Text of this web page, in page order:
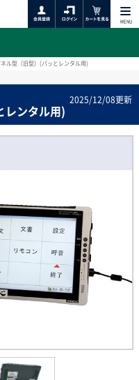
MENU
ル型（旧型）(パッとレンタル用)
2025/12/08更新
ンタル用)